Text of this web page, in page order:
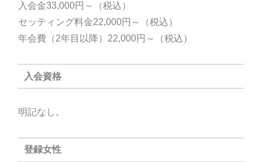
入会金33,000円～（税込）
セッティング料金22,000円～（税込）
年会費（2年目以降）22,000円～（税込）
入会資格
明記なし。
登録女性